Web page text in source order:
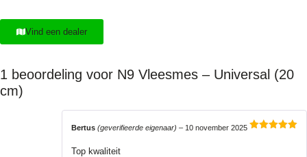
Vind een dealer
1 beoordeling voor N9 Vleesmes – Universal (20
cm)
Bertus (geverifieerde eigenaar) – 10 november 2025
Top kwaliteit